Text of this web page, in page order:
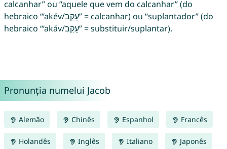
calcanhar” ou “aquele que vem do calcanhar” (do
hebraico “‘akév/עָקֵב” = calcanhar) ou “suplantador” (do
hebraico “‘akáv/עָקַב” = substituir/suplantar).
Pronunția numelui Jacob
Alemão Chinês Espanhol Francês
Holandês Inglês Italiano Japonês